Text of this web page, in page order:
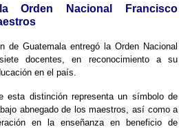
Orden Nacional Francisco
de Guatemala entregó la Orden Nacional
docentes, en reconocimiento a su
en el país.
esta distinción representa un símbolo de
abnegado de los maestros, así como a
en la enseñanza en beneficio de